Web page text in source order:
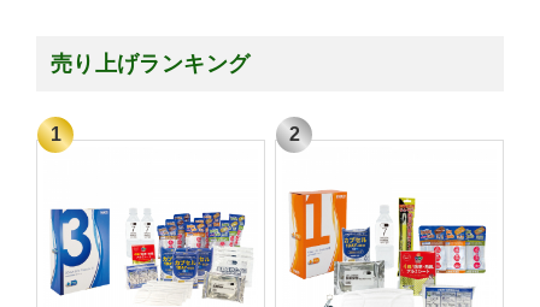
売り上げランキング